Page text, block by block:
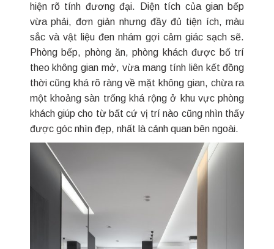
hiện rõ tính đương đại. Diện tích của gian bếp
vừa phải, đơn giản nhưng đầy đủ tiện ích, màu
sắc và vật liệu đen nhám gợi cảm giác sạch sẽ.
Phòng bếp, phòng ăn, phòng khách được bố trí
theo không gian mở, vừa mang tính liên kết đồng
thời cũng khá rõ ràng về mặt không gian, chừa ra
một khoảng sàn trống khá rộng ở khu vực phòng
khách giúp cho từ bất cứ vị trí nào cũng nhìn thấy
được góc nhìn đẹp, nhất là cảnh quan bên ngoài.